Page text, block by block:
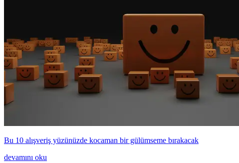
Bu 10 alışveriş yüzünüzde kocaman bir gülümseme bırakacak
devamını oku